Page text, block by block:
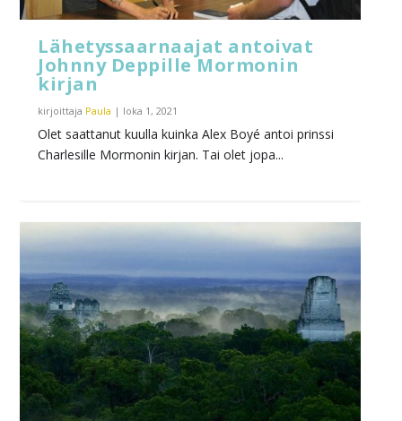
Lähetyssaarnaajat antoivat
Johnny Deppille Mormonin
kirjan
kirjoittaja Paula | loka 1, 2021
Olet saattanut kuulla kuinka Alex Boyé antoi prinssi
Charlesille Mormonin kirjan. Tai olet jopa...